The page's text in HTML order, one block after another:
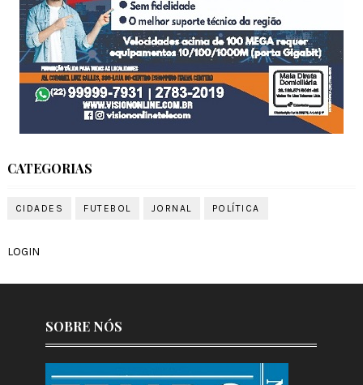
CATEGORIAS
CIDADES FUTEBOL JORNAL POLÍTICA
LOGIN
SOBRE NÓS